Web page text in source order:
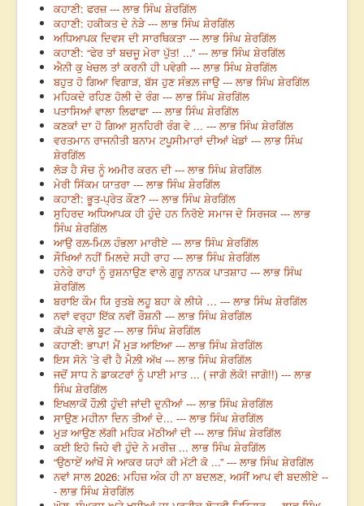
ਕਹਾਣੀ: ਫਰਜ਼ --- ਲਾਭ ਸਿੰਘ ਸ਼ੇਰਗਿੱਲ
ਕਹਾਣੀ: ਹਕੀਕਤ ਦੇ ਨੇੜੇ --- ਲਾਭ ਸਿੰਘ ਸ਼ੇਰਗਿੱਲ
ਅਧਿਆਪਕ ਦਿਵਸ ਦੀ ਸਾਰਥਿਕਤਾ --- ਲਾਭ ਸਿੰਘ ਸ਼ੇਰਗਿੱਲ
ਕਹਾਣੀ: “ਫੇਰ ਤਾਂ ਬਚਜੂ ਮੇਰਾ ਪੁੱਤ! ...” --- ਲਾਭ ਸਿੰਘ ਸ਼ੇਰਗਿੱਲ
ਐਨੀ ਕੁ ਖੇਚਲ ਤਾਂ ਕਰਨੀ ਹੀ ਪਵੇਗੀ --- ਲਾਭ ਸਿੰਘ ਸ਼ੇਰਗਿੱਲ
ਬਹੁਤ ਹੋ ਗਿਆ ਵਿਗਾੜ, ਬੱਸ ਹੁਣ ਸੰਭਲ਼ ਜਾਉ --- ਲਾਭ ਸਿੰਘ ਸ਼ੇਰਗਿੱਲ
ਮਹਿਕਦੇ ਰਹਿਣ ਹੋਲੀ ਦੇ ਰੰਗ --- ਲਾਭ ਸਿੰਘ ਸ਼ੇਰਗਿੱਲ
ਪਤਾਸਿਆਂ ਵਾਲਾ ਲਿਫਾਫਾ --- ਲਾਭ ਸਿੰਘ ਸ਼ੇਰਗਿੱਲ
ਕਣਕਾਂ ਦਾ ਹੋ ਗਿਆ ਸੁਨਹਿਰੀ ਰੰਗ ਵੇ ... --- ਲਾਭ ਸਿੰਘ ਸ਼ੇਰਗਿੱਲ
ਵਰਤਮਾਨ ਰਾਜਨੀਤੀ ਬਨਾਮ ਟਪੂਸੀਮਾਰਾਂ ਦੀਆਂ ਖੇਡਾਂ --- ਲਾਭ ਸਿੰਘ
ਸ਼ੇਰਗਿੱਲ
ਲੋੜ ਹੈ ਸੋਚ ਨੂੰ ਅਮੀਰ ਕਰਨ ਦੀ --- ਲਾਭ ਸਿੰਘ ਸ਼ੇਰਗਿੱਲ
ਮੇਰੀ ਸਿੱਕਮ ਯਾਤਰਾ --- ਲਾਭ ਸਿੰਘ ਸ਼ੇਰਗਿੱਲ
ਕਹਾਣੀ: ਭੂਤ-ਪ੍ਰੇਤ ਕੌਣ? --- ਲਾਭ ਸਿੰਘ ਸ਼ੇਰਗਿੱਲ
ਸੁਹਿਰਦ ਅਧਿਆਪਕ ਹੀ ਹੁੰਦੇ ਹਨ ਨਿਰੋਏ ਸਮਾਜ ਦੇ ਸਿਰਜਕ --- ਲਾਭ
ਸਿੰਘ ਸ਼ੇਰਗਿੱਲ
ਆਉ ਰਲ਼-ਮਿਲ਼ ਹੰਭਲਾ ਮਾਰੀਏ --- ਲਾਭ ਸਿੰਘ ਸ਼ੇਰਗਿੱਲ
ਸੌਖਿਆਂ ਨਹੀਂ ਮਿਲਦੇ ਸਹੀ ਰਾਹ --- ਲਾਭ ਸਿੰਘ ਸ਼ੇਰਗਿੱਲ
ਹਨੇਰੇ ਰਾਹਾਂ ਨੂੰ ਰੁਸ਼ਨਾਉਣ ਵਾਲੇ ਗੁਰੂ ਨਾਨਕ ਪਾਤਸ਼ਾਹ --- ਲਾਭ ਸਿੰਘ
ਸ਼ੇਰਗਿੱਲ
ਬਰਾਇ ਕੌਮ ਯਿ ਰੁਤਬੇ ਲਹੂ ਬਹਾ ਕੇ ਲੀਯੇ … --- ਲਾਭ ਸਿੰਘ ਸ਼ੇਰਗਿੱਲ
ਨਵਾਂ ਵਰ੍ਹਾ ਇੱਕ ਨਵੀਂ ਰੌਸ਼ਨੀ --- ਲਾਭ ਸਿੰਘ ਸ਼ੇਰਗਿੱਲ
ਕੱਪੜੇ ਵਾਲੇ ਬੂਟ --- ਲਾਭ ਸਿੰਘ ਸ਼ੇਰਗਿੱਲ
ਕਹਾਣੀ: ਭਾਪਾ! ਮੈਂ ਮੁੜ ਆਇਆ --- ਲਾਭ ਸਿੰਘ ਸ਼ੇਰਗਿੱਲ
ਇਸ ਸੋਨੇ ’ਤੇ ਵੀ ਹੈ ਮੈਲ਼ੀ ਅੱਖ --- ਲਾਭ ਸਿੰਘ ਸ਼ੇਰਗਿੱਲ
ਜਦੋਂ ਸਾਧ ਨੇ ਡਾਕਟਰਾਂ ਨੂੰ ਪਾਈ ਮਾਤ ... ( ਜਾਗੋ ਲੋਕੋ! ਜਾਗੋ!!) --- ਲਾਭ
ਸਿੰਘ ਸ਼ੇਰਗਿੱਲ
ਇਖਲਾਕੋਂ ਹੌਲ਼ੀ ਹੁੰਦੀ ਜਾਂਦੀ ਦੁਨੀਆਂ --- ਲਾਭ ਸਿੰਘ ਸ਼ੇਰਗਿੱਲ
ਸਾਉਣ ਮਹੀਨਾ ਦਿਨ ਤੀਆਂ ਦੇ... --- ਲਾਭ ਸਿੰਘ ਸ਼ੇਰਗਿੱਲ
ਮੁੜ ਆਉਣ ਲੱਗੀ ਮਹਿਕ ਮੱਠੀਆਂ ਦੀ --- ਲਾਭ ਸਿੰਘ ਸ਼ੇਰਗਿੱਲ
ਕਈ ਇਹੋ ਜਿਹੇ ਵੀ ਹੁੰਦੇ ਨੇ ਮਰੀਜ਼ ... ਲਾਭ ਸਿੰਘ ਸ਼ੇਰਗਿੱਲ
“ਉਠਾਏਂ ਆਂਖੋਂ ਸੇ ਆਕਰ ਯਹਾਂ ਕੀ ਮੱਟੀ ਕੋ ...” --- ਲਾਭ ਸਿੰਘ ਸ਼ੇਰਗਿੱਲ
ਨਵਾਂ ਸਾਲ 2026: ਮਹਿਜ਼ ਅੰਕ ਹੀ ਨਾ ਬਦਲਣ, ਅਸੀਂ ਆਪ ਵੀ ਬਦਲੀਏ --
- ਲਾਭ ਸਿੰਘ ਸ਼ੇਰਗਿੱਲ